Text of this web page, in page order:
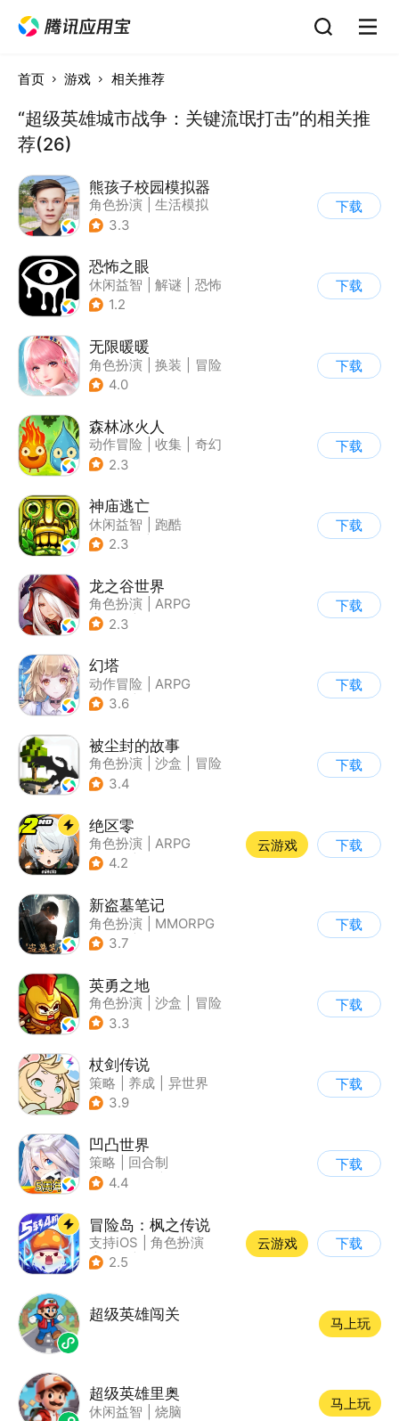
首页 游戏 相关推荐
“超级英雄城市战争：关键流氓打击”的相关推
荐(26)
熊孩子校园模拟器
角色扮演
生活模拟
| 写实
3.3
下载
恐怖之眼
休闲益智 解谜
恐怖
| 单机
1.2
下载
无限暖暖
角色扮演 换装
冒险
| 开放世界
4.0
下载
森林冰火人
动作冒险 收集
奇幻
| 儿童游戏
2.3
下载
神庙逃亡
休闲益智
跑酷
| 欧美风
2.3
下载
龙之谷世界
角色扮演
ARPG
| 奇幻
2.3
下载
幻塔
动作冒险
ARPG
| 奇幻
3.6
下载
被尘封的故事
角色扮演 沙盒
冒险
| 开放世界
3.4
下载
绝区零
角色扮演
ARPG
| 冒险
4.2
云游戏 下载
新盗墓笔记
角色扮演
MMORPG
| 冒险
3.7
下载
英勇之地
角色扮演 沙盒
冒险
| steam游戏
3.3
下载
杖剑传说
策略 养成
异世界
| 二次元
3.9
下载
凹凸世界
策略
回合制
| 动漫改编
4.4
下载
冒险岛：枫之传说
支持iOS
角色扮演
| 放置
2.5
云游戏 下载
超级英雄闯关
马上玩
超级英雄里奥
休闲益智 烧脑
马上玩